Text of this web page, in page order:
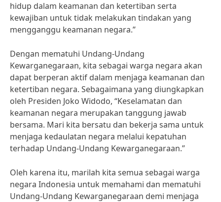
hidup dalam keamanan dan ketertiban serta
kewajiban untuk tidak melakukan tindakan yang
mengganggu keamanan negara.”
Dengan mematuhi Undang-Undang
Kewarganegaraan, kita sebagai warga negara akan
dapat berperan aktif dalam menjaga keamanan dan
ketertiban negara. Sebagaimana yang diungkapkan
oleh Presiden Joko Widodo, “Keselamatan dan
keamanan negara merupakan tanggung jawab
bersama. Mari kita bersatu dan bekerja sama untuk
menjaga kedaulatan negara melalui kepatuhan
terhadap Undang-Undang Kewarganegaraan.”
Oleh karena itu, marilah kita semua sebagai warga
negara Indonesia untuk memahami dan mematuhi
Undang-Undang Kewarganegaraan demi menjaga